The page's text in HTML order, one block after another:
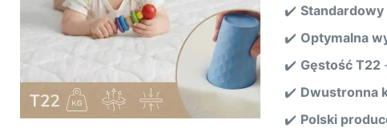
✔️
✔️ Optymalna
✔️ Gęstość T22
✔️ Dwustronna
✔️ Polski